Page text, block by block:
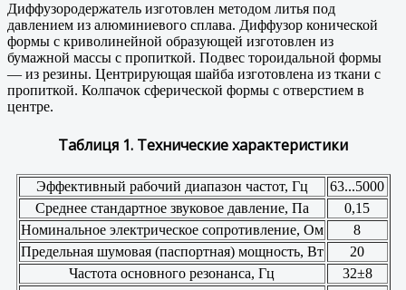
Диффузородержатель изготовлен методом литья под
давлением из алюминиевого сплава. Диффузор конической
формы с криволинейной образующей изготовлен из
бумажной массы с пропиткой. Подвес тороидальной формы
— из резины. Центрирующая шайба изготовлена из ткани с
пропиткой. Колпачок сферической формы с отверстием в
центре.
Таблиця 1. Технические характеристики
Эффективный рабочий диапазон частот, Гц
63...5000
Среднее стандартное звуковое давление, Па
0,15
Номинальное электрическое сопротивление, Ом
8
Предельная шумовая (паспортная) мощность, Вт
20
Частота основного резонанса, Гц
32±8